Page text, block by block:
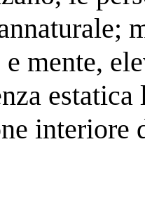
mente,
interiore